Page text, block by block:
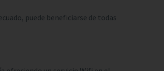
puede beneficiarse de todas